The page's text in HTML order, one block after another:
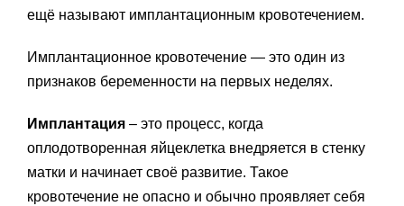
ещё называют имплантационным кровотечением.
Имплантационное кровотечение — это один из
признаков беременности на первых неделях.
Имплантация – это процесс, когда
оплодотворенная яйцеклетка внедряется в стенку
матки и начинает своё развитие. Такое
кровотечение не опасно и обычно проявляет себя